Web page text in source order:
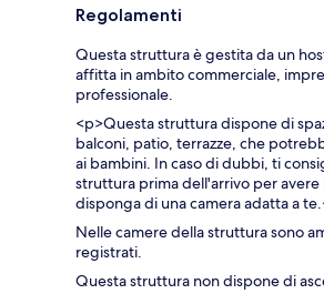
Regolamenti
Questa struttura è gestita da un
affitta in ambito commerciale,
professionale.
<p>Questa struttura dispone di
balconi, patio, terrazze, che
ai bambini. In caso di dubbi, ti
struttura prima dell'arrivo per avere
disponga di una camera adatta a
Nelle camere della struttura sono
registrati.
Questa struttura non dispone di